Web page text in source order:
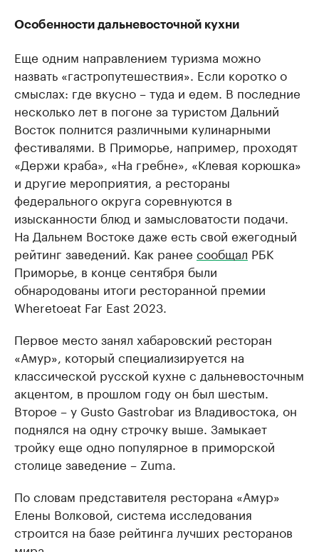
Особенности дальневосточной кухни
Еще одним направлением туризма можно
назвать «гастропутешествия». Если коротко о
смыслах: где вкусно – туда и едем. В последние
несколько лет в погоне за туристом Дальний
Восток полнится различными кулинарными
фестивалями. В Приморье, например, проходят
«Держи краба», «На гребне», «Клевая корюшка»
и другие мероприятия, а рестораны
федерального округа соревнуются в
изысканности блюд и замысловатости подачи.
На Дальнем Востоке даже есть свой ежегодный
рейтинг заведений. Как ранее сообщал РБК
Приморье, в конце сентября были
обнародованы итоги ресторанной премии
Wheretoeat Far East 2023.
Первое место занял хабаровский ресторан
«Амур», который специализируется на
классической русской кухне с дальневосточным
акцентом, в прошлом году он был шестым.
Второе – у Gusto Gastrobar из Владивостока, он
поднялся на одну строчку выше. Замыкает
тройку еще одно популярное в приморской
столице заведение – Zuma.
По словам представителя ресторана «Амур»
Елены Волковой, система исследования
строится на базе рейтинга лучших ресторанов